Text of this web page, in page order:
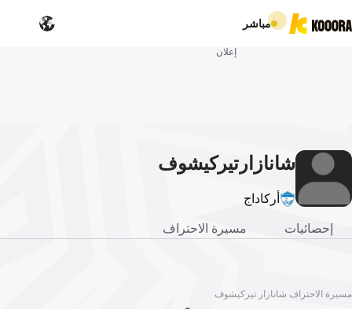
مباشر
إعلان
شانازار تيركيشوف
أركاداج
إحصائيات مسيرة الاحتراف
مسيرة الاحتراف شانازار تيركيشوف